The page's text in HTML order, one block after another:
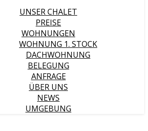
UNSER CHALET
PREISE
WOHNUNGEN
WOHNUNG 1. STOCK
DACHWOHNUNG
BELEGUNG
ANFRAGE
ÜBER UNS
NEWS
UMGEBUNG